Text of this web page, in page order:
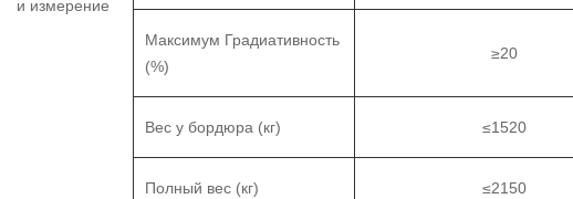
и измерение
Максимум Градиативность
(%)
≥20
Вес у бордюра (кг) ≤1520
Полный вес (кг) ≤2150